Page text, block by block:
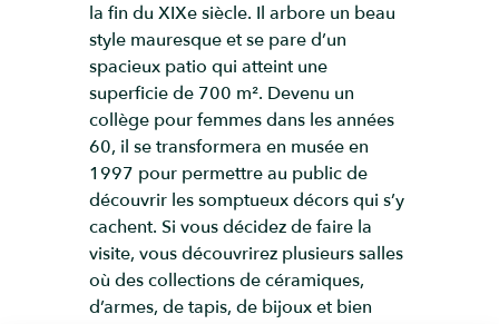
la fin du XIXe siècle. Il arbore un beau
style mauresque et se pare d’un
spacieux patio qui atteint une
superficie de 700 m². Devenu un
collège pour femmes dans les années
60, il se transformera en musée en
1997 pour permettre au public de
découvrir les somptueux décors qui s’y
cachent. Si vous décidez de faire la
visite, vous découvrirez plusieurs salles
où des collections de céramiques,
d’armes, de tapis, de bijoux et bien